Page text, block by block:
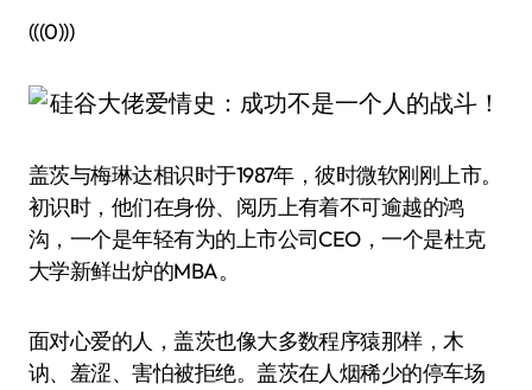
(((0)))
盖茨与梅琳达相识时于1987年，彼时微软刚刚上市。
初识时，他们在身份、阅历上有着不可逾越的鸿
沟，一个是年轻有为的上市公司CEO，一个是杜克
大学新鲜出炉的MBA。
面对心爱的人，盖茨也像大多数程序猿那样，木
讷、羞涩、害怕被拒绝。盖茨在人烟稀少的停车场